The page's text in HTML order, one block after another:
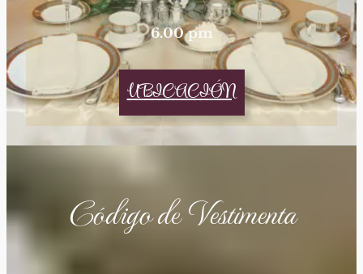
6.00 pm
UBICACIÓN
Código de Vestimenta